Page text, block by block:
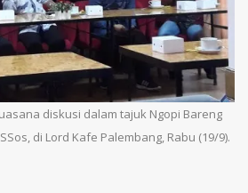
diskusi dalam tajuk Ngopi Bareng
di Lord Kafe Palembang, Rabu (19/9).